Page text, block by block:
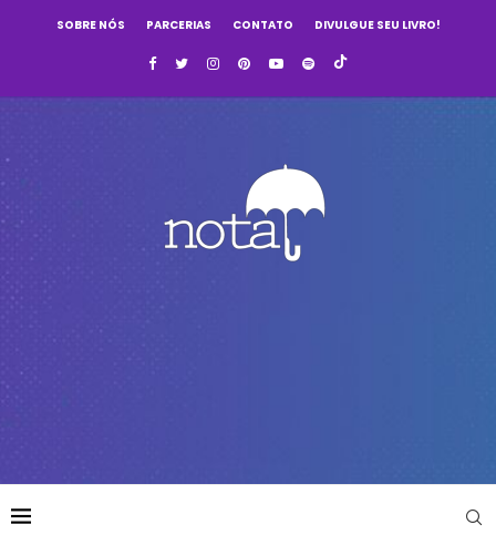
SOBRE NÓS PARCERIAS CONTATO DIVULGUE SEU LIVRO!